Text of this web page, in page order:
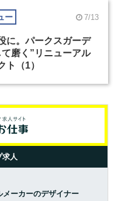
ー 7/13
に。パークスガーデ
て磨く”リニューアル
ト（1）
求人
メーカーのデザイナー